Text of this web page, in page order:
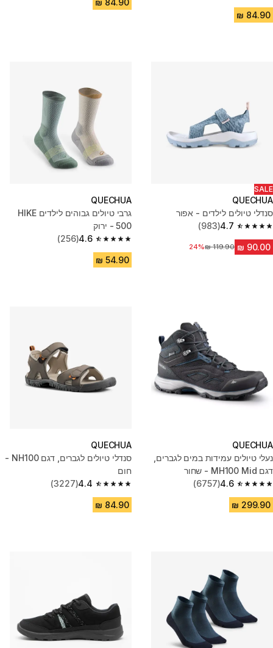
SALE
QUECHUA
סנדלי טיולים לילדים - אפור
4.7
4.7 out of 5 stars from 983 reviews
(983)
מחיר לפני הנחה‏119.90 ₪
24%
QUECHUA
גרבי טיולים גבוהים לילדים HIKE
500 - ירוק
4.6
4.6 out of 5 stars from 256 reviews
(256)
QUECHUA
נעלי טיולים עמידות במים לגברים,
דגם MH100 Mid - שחור
4.6
4.6 out of 5 stars from 6757 reviews
(6757)
QUECHUA
סנדלי טיולים לגברים, דגם NH100 -
חום
4.4
4.4 out of 5 stars from 3227 reviews
(3227)